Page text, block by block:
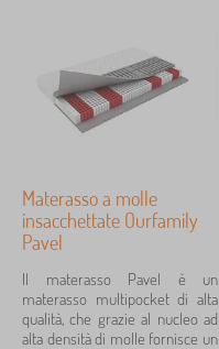
Materasso a molle
insacchettate Ourfamily
Pavel
Il materasso Pavel è un
materasso multipocket di alta
qualità, che grazie al nucleo ad
alta densità di molle fornisce un